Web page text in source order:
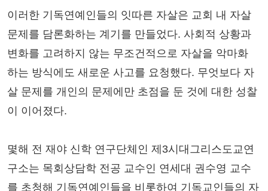
이러한 기독연예인들의 잇따른 자살은 교회 내 자살
문제를 담론화하는 계기를 만들었다. 사회적 상황과
변화를 고려하지 않는 무조건적으로 자살을 악마화
하는 방식에도 새로운 사고를 요청했다. 무엇보다 자
살 문제를 개인의 문제에만 초점을 둔 것에 대한 성찰
이 이어졌다.
몇해 전 재야 신학 연구단체인 제3시대그리스도교연
구소는 목회상담학 전공 교수인 연세대 권수영 교수
를 초청해 기독연예인들을 비롯하여 기독교인들의 자